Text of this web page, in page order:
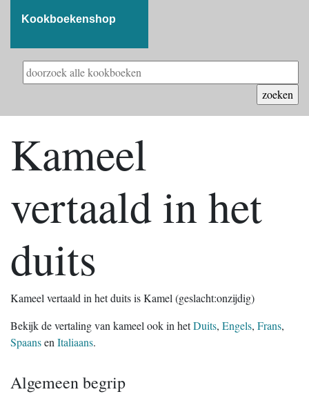
Kookboekenshop
Kameel
vertaald in het
duits
Kameel vertaald in het duits is Kamel (geslacht:onzijdig)
Bekijk de vertaling van kameel ook in hetDuits, Engels, Frans,
Spaansen Italiaans.
Algemeen begrip